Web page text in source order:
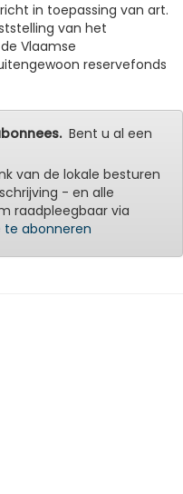
in toepassing van art.
van het
Vlaamse
reservefonds
Bent u al een
van de lokale besturen
- en alle
raadpleegbaar via
te abonneren